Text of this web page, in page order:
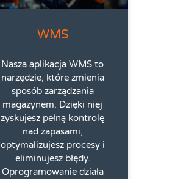
WMS
Nasza aplikacja WMS to
narzędzie, które zmienia
sposób zarządzania
magazynem. Dzięki niej
zyskujesz pełną kontrolę
nad zapasami,
optymalizujesz procesy i
eliminujesz błędy.
Oprogramowanie działa